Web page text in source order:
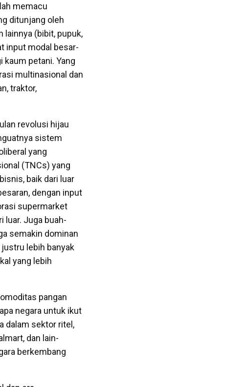
memacu
ditunjang oleh
lainnya (bibit, pupuk,
input modal besar-
kaum petani. Yang
multinasional dan
traktor,
revolusi hijau
sistem
yang
(TNCs) yang
baik dari luar
dengan input
supermarket
luar. Juga buah-
semakin dominan
lebih banyak
yang lebih
pangan
negara untuk ikut
dalam sektor ritel,
dan lain-
berkembang